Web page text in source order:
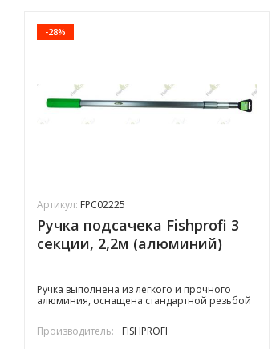
-28%
Артикул: FPC02225
Ручка подсачека Fishprofi 3
секции, 2,2м (алюминий)
Ручка выполнена из легкого и прочного
алюминия, оснащена стандартной резьбой
Производитель: FISHPROFI